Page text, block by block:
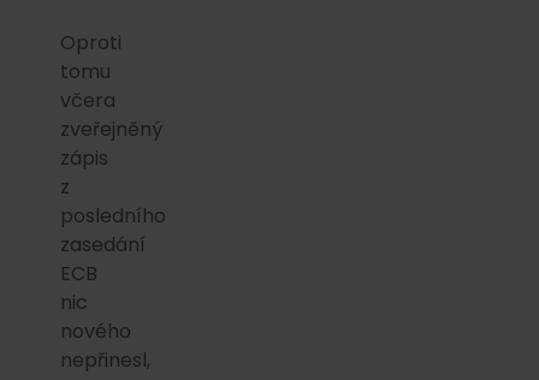
Oproti
tomu
včera
zveřejněný
zápis
z
posledního
zasedání
ECB
nic
nového
nepřinesl,